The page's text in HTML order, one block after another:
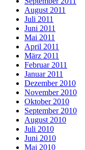
August 2011
Juli 2011
Juni 2011
Mai 2011
April 2011
März 2011
Februar 2011
Januar 2011
Dezember 2010
November 2010
Oktober 2010
September 2010
August 2010
Juli 2010
Juni 2010
Mai 2010